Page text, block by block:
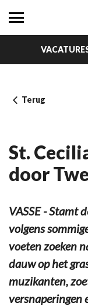
Terug
St.
door
VASSE - Stamt
volgens
voeten zoeken
dauw op het
muzikanten,
versnaperingen